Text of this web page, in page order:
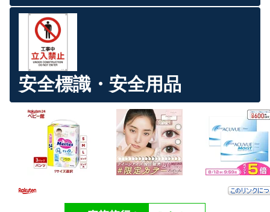
安全標識・安全用品